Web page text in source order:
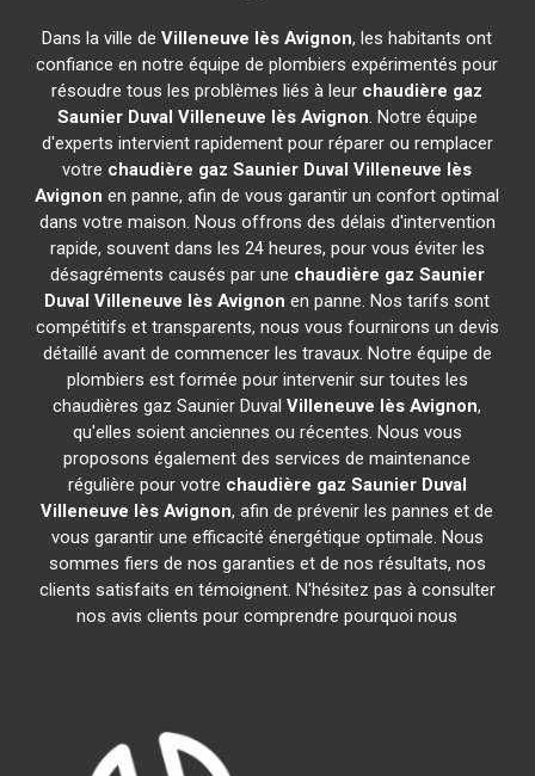
Dans la ville deVilleneuve lès Avignon, les habitants ont
confiance en notre équipe de plombiers expérimentés pour
résoudre tous les problèmes liés à leur chaudière gaz
Saunier Duval Villeneuve lès Avignon. Notre équipe
d'experts intervient rapidement pour réparer ou remplacer
votre chaudière gaz Saunier Duval Villeneuve lès
Avignon en panne, afin de vous garantir un confort optimal
dans votre maison. Nous offrons des délais d'intervention
rapide, souvent dans les 24 heures, pour vous éviter les
désagréments causés par une chaudière gaz Saunier
Duval Villeneuve lès Avignon en panne. Nos tarifs sont
compétitifs et transparents, nous vous fournirons un devis
détaillé avant de commencer les travaux. Notre équipe de
plombiers est formée pour intervenir sur toutes les
chaudières gaz Saunier DuvalVilleneuve lès Avignon,
qu'elles soient anciennes ou récentes. Nous vous
proposons également des services de maintenance
régulière pour votre chaudière gaz Saunier Duval
Villeneuve lès Avignon, afin de prévenir les pannes et de
vous garantir une efficacité énergétique optimale. Nous
sommes fiers de nos garanties et de nos résultats, nos
clients satisfaits en témoignent. N'hésitez pas à consulter
nos avis clients pour comprendre pourquoi nous